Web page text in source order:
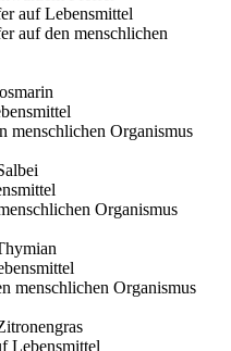
auf Lebensmittel
auf den menschlichen
menschlichen Organismus
Organismus
menschlichen Organismus
Lebensmittel